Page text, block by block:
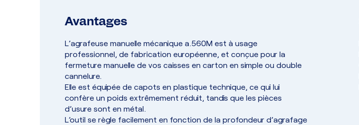
Avantages
L’agrafeuse manuelle mécanique a.560M est à usage
professionnel, de fabrication européenne, et conçue pour la
fermeture manuelle de vos caisses en carton en simple ou double
cannelure.
Elle est équipée de capots en plastique technique, ce qui lui
confère un poids extrêmement réduit, tandis que les pièces
d’usure sont en métal.
L’outil se règle facilement en fonction de la profondeur d’agrafage